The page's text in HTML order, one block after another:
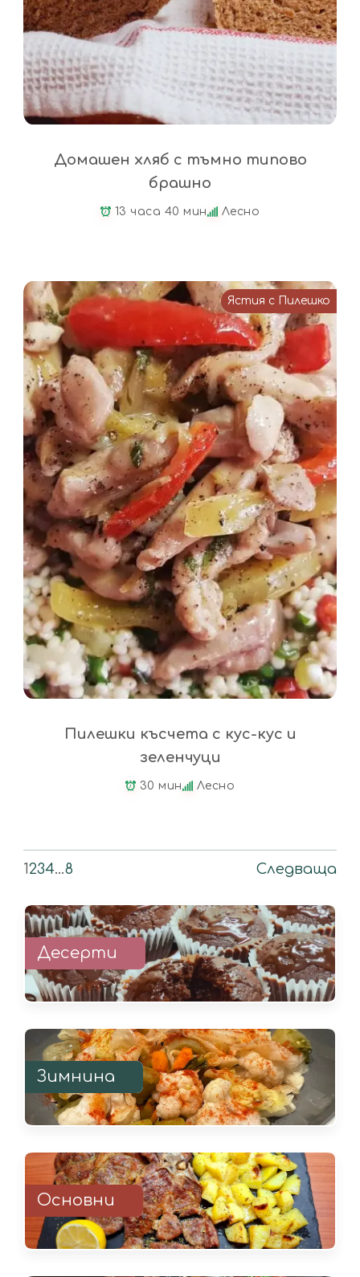
Домашен хляб с тъмно типово
брашно
13 часа 40 мин Лесно
Ястия с Пилешко
Пилешки късчета с кус-кус и
зеленчуци
30 мин Лесно
1234…8 Следваща
Десерти
Зимнина
Основни